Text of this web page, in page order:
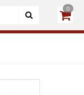
CREEAZĂ CONT
0